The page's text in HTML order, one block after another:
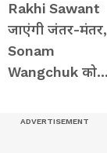
Rakhi Sawant
जाएंगी जंतर-मंतर,
Sonam
Wangchuk को